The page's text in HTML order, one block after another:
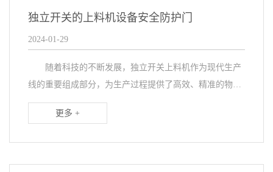
独立开关的上料机设备安全防护门
2024-01-29
随着科技的不断发展，独立开关上料机作为现代生产
线的重要组成部分，为生产过程提供了高效、精准的物料
输送服务。然而，在追求生产效益的同时，我们需要更加
重视设备生产的安全性。因此，在上料机上匹配设备安
更多 +